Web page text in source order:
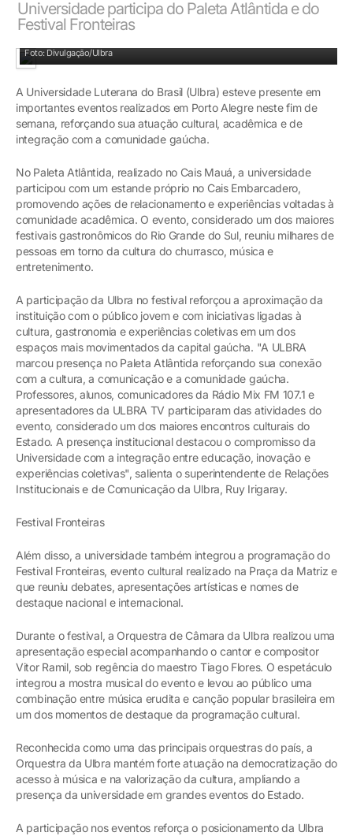
Universidade participa do Paleta Atlântida e do
Festival Fronteiras
Foto: Divulgação/Ulbra
A Universidade Luterana do Brasil (Ulbra) esteve presente em
importantes eventos realizados em Porto Alegre neste fim de
semana, reforçando sua atuação cultural, acadêmica e de
integração com a comunidade gaúcha.
No Paleta Atlântida, realizado no Cais Mauá, a universidade
participou com um estande próprio no Cais Embarcadero,
promovendo ações de relacionamento e experiências voltadas à
comunidade acadêmica. O evento, considerado um dos maiores
festivais gastronômicos do Rio Grande do Sul, reuniu milhares de
pessoas em torno da cultura do churrasco, música e
entretenimento.
A participação da Ulbra no festival reforçou a aproximação da
instituição com o público jovem e com iniciativas ligadas à
cultura, gastronomia e experiências coletivas em um dos
espaços mais movimentados da capital gaúcha. "A ULBRA
marcou presença no Paleta Atlântida reforçando sua conexão
com a cultura, a comunicação e a comunidade gaúcha.
Professores, alunos, comunicadores da Rádio Mix FM 107.1 e
apresentadores da ULBRA TV participaram das atividades do
evento, considerado um dos maiores encontros culturais do
Estado. A presença institucional destacou o compromisso da
Universidade com a integração entre educação, inovação e
experiências coletivas", salienta o superintendente de Relações
Institucionais e de Comunicação da Ulbra, Ruy Irigaray.
Festival Fronteiras
Além disso, a universidade também integrou a programação do
Festival Fronteiras, evento cultural realizado na Praça da Matriz e
que reuniu debates, apresentações artísticas e nomes de
destaque nacional e internacional.
Durante o festival, a Orquestra de Câmara da Ulbra realizou uma
apresentação especial acompanhando o cantor e compositor
Vitor Ramil, sob regência do maestro Tiago Flores. O espetáculo
integrou a mostra musical do evento e levou ao público uma
combinação entre música erudita e canção popular brasileira em
um dos momentos de destaque da programação cultural.
Reconhecida como uma das principais orquestras do país, a
Orquestra da Ulbra mantém forte atuação na democratização do
acesso à música e na valorização da cultura, ampliando a
presença da universidade em grandes eventos do Estado.
A participação nos eventos reforça o posicionamento da Ulbra